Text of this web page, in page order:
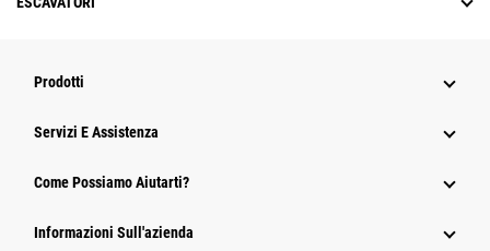
Prodotti
Servizi E Assistenza
Come Possiamo Aiutarti?
Informazioni Sull'azienda